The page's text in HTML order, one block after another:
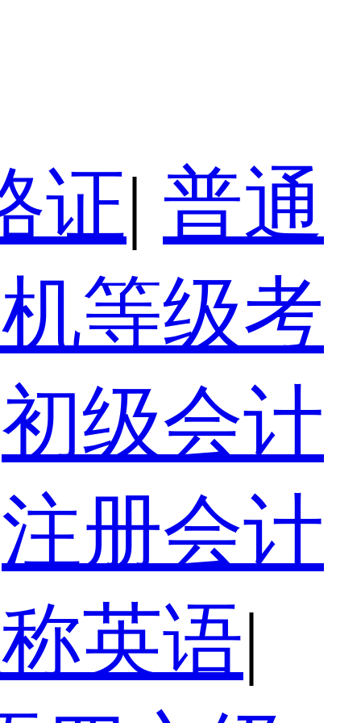
证| 普通
等级考
初级会计
注册会计
英语|